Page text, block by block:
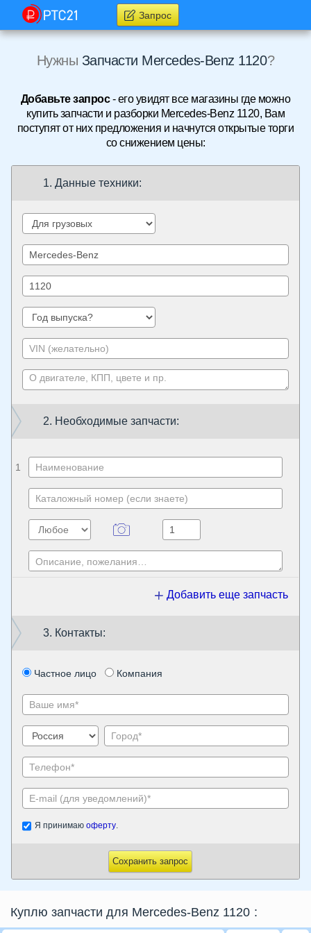
Запрос
Нужны Запчасти Mercedes-Benz 1120?
Добавьте запрос- его увидят все магазины где можно
купить запчасти и разборки Mercedes-Benz 1120, Вам
поступят от них предложения и начнутся открытые торги
со снижением цены:
1. Данные техники:
2. Необходимые запчасти:
1
Добавить еще запчасть
3. Контакты:
Частное лицо Компания
Я принимаю оферту.
Сохранить запрос
Куплю запчасти для Mercedes-Benz 1120 :